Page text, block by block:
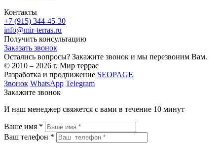
Контакты
+7 (915) 344-45-30
info@mir-terras.ru
Получить консультацию
Заказать звонок
Остались вопросы? Закажите звонок и мы перезвоним Вам.
© 2010 – 2026 г. Мир террас
Разработка и продвижение SEOPAGE
Звонок WhatsApp Telegram
Закажите звонок
И наш менеджер свяжется с вами в течение 10 минут
Ваше имя *
Ваш телефон *